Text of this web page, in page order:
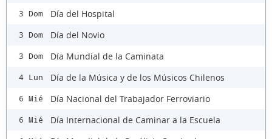
3 Dom Día del Hospital
3 Dom Día del Novio
3 Dom Día Mundial de la Caminata
4 Lun Día de la Música y de los Músicos Chilenos
6 Mié Día Nacional del Trabajador Ferroviario
6 Mié Día Internacional de Caminar a la Escuela